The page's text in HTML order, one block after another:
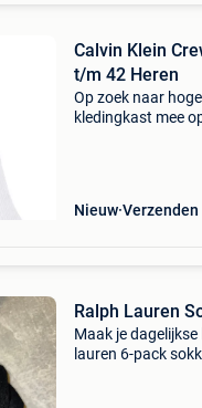
Calvin Klein
t/m 42 Heren
Op zoek naar
kledingkast mee
Nieuw Verzenden
Ralph Lauren
Maak je
lauren 6-pack